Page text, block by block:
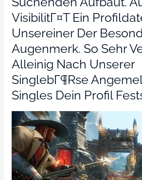
VisibilitГ¤t Ein
Unsereiner Der
Augenmerk. So Sehr
Alleinig Nach Unserer
SinglebГ¶rse
Singles Dein Profil